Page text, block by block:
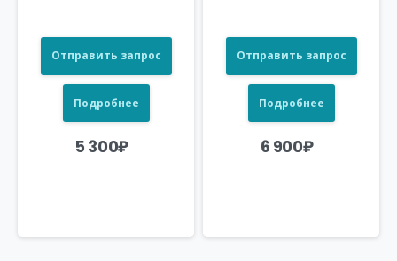
Отправить запрос
Подробнее
5 300₽
Отправить запрос
Подробнее
6 900₽